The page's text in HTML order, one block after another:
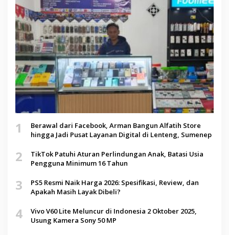
1
Berawal dari Facebook, Arman Bangun Alfatih Store
hingga Jadi Pusat Layanan Digital di Lenteng, Sumenep
2
TikTok Patuhi Aturan Perlindungan Anak, Batasi Usia
Pengguna Minimum 16 Tahun
3
PS5 Resmi Naik Harga 2026: Spesifikasi, Review, dan
Apakah Masih Layak Dibeli?
4
Vivo V60 Lite Meluncur di Indonesia 2 Oktober 2025,
Usung Kamera Sony 50 MP